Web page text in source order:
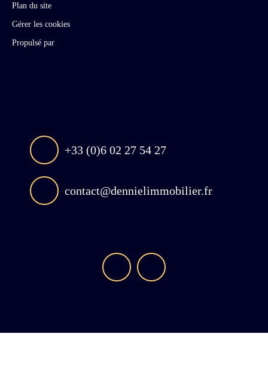
Plan du site
Gérer les cookies
Propulsé par
+33 (0)6 02 27 54 27
contact@dennielimmobilier.fr